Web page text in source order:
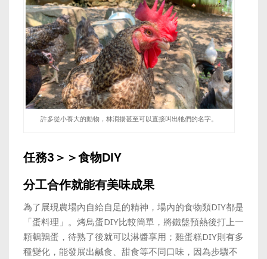
許多從小養大的動物，林浻揚甚至可以直接叫出牠們的名字。
任務3＞＞食物DIY
分工合作就能有美味成果
為了展現農場內自給自足的精神，場內的食物類DIY都是
「蛋料理」。烤鳥蛋DIY比較簡單，將鐵盤預熱後打上一
顆鵪鶉蛋，待熟了後就可以淋醬享用；雞蛋糕DIY則有多
種變化，能發展出鹹食、甜食等不同口味，因為步驟不